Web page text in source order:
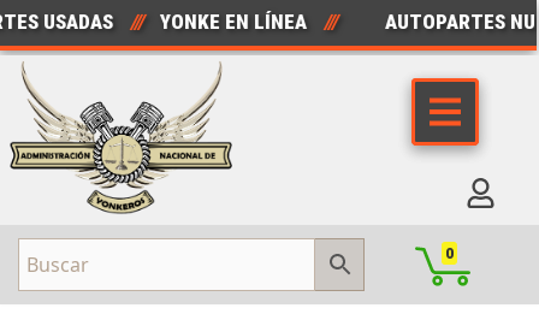
Saltar
al
contenido
/// YONKE EN LÍNEA /// AUTOPARTES
0